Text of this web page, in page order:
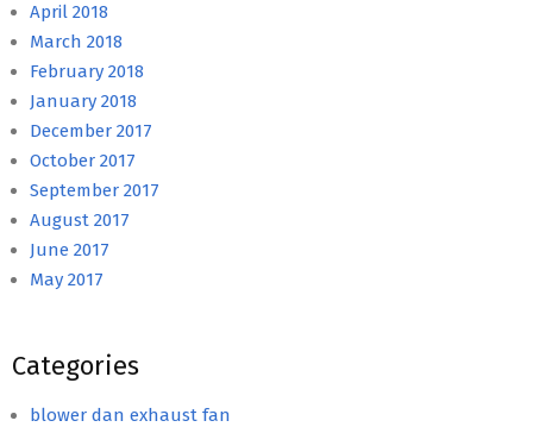
April 2018
March 2018
February 2018
January 2018
December 2017
October 2017
September 2017
August 2017
June 2017
May 2017
Categories
blower dan exhaust fan